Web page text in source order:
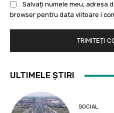
Salvați numele meu, adresa
browser pentru data viitoare i
ULTIMELE ȘTIRI
SOCIAL